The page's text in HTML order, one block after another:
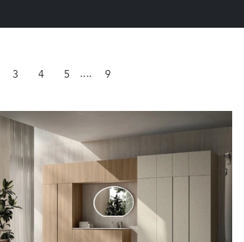
3 4 5 .... 9